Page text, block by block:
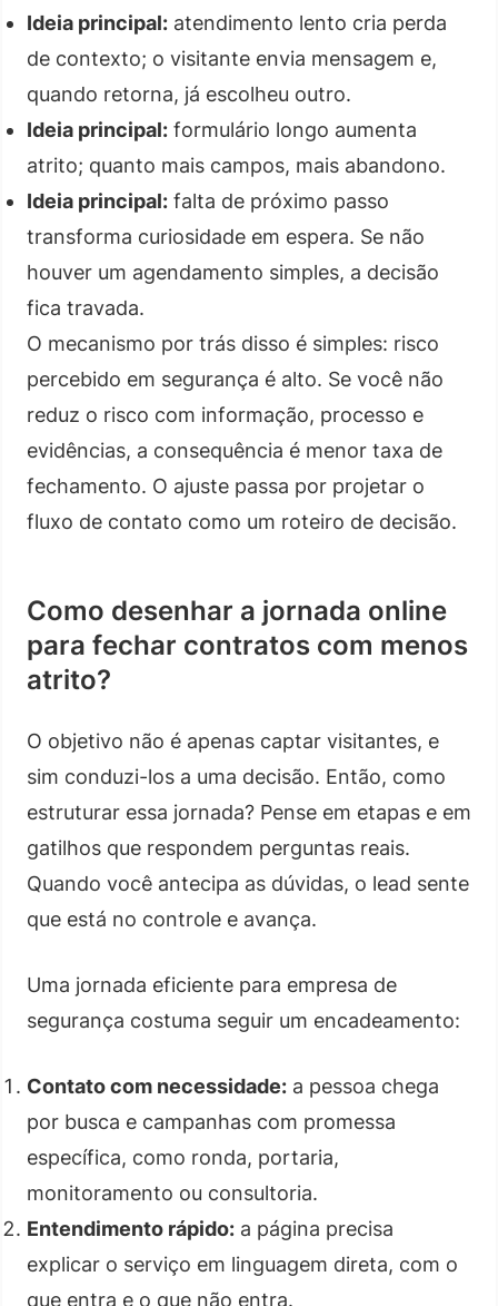
Ideia principal: atendimento lento cria perda
de contexto; o visitante envia mensagem e,
quando retorna, já escolheu outro.
Ideia principal: formulário longo aumenta
atrito; quanto mais campos, mais abandono.
Ideia principal: falta de próximo passo
transforma curiosidade em espera. Se não
houver um agendamento simples, a decisão
fica travada.
O mecanismo por trás disso é simples: risco
percebido em segurança é alto. Se você não
reduz o risco com informação, processo e
evidências, a consequência é menor taxa de
fechamento. O ajuste passa por projetar o
fluxo de contato como um roteiro de decisão.
Como desenhar a jornada online
para fechar contratos com menos
atrito?
O objetivo não é apenas captar visitantes, e
sim conduzi-los a uma decisão. Então, como
estruturar essa jornada? Pense em etapas e em
gatilhos que respondem perguntas reais.
Quando você antecipa as dúvidas, o lead sente
que está no controle e avança.
Uma jornada eficiente para empresa de
segurança costuma seguir um encadeamento:
Contato com necessidade: a pessoa chega
por busca e campanhas com promessa
específica, como ronda, portaria,
monitoramento ou consultoria.
Entendimento rápido: a página precisa
explicar o serviço em linguagem direta, com o
que entra e o que não entra.